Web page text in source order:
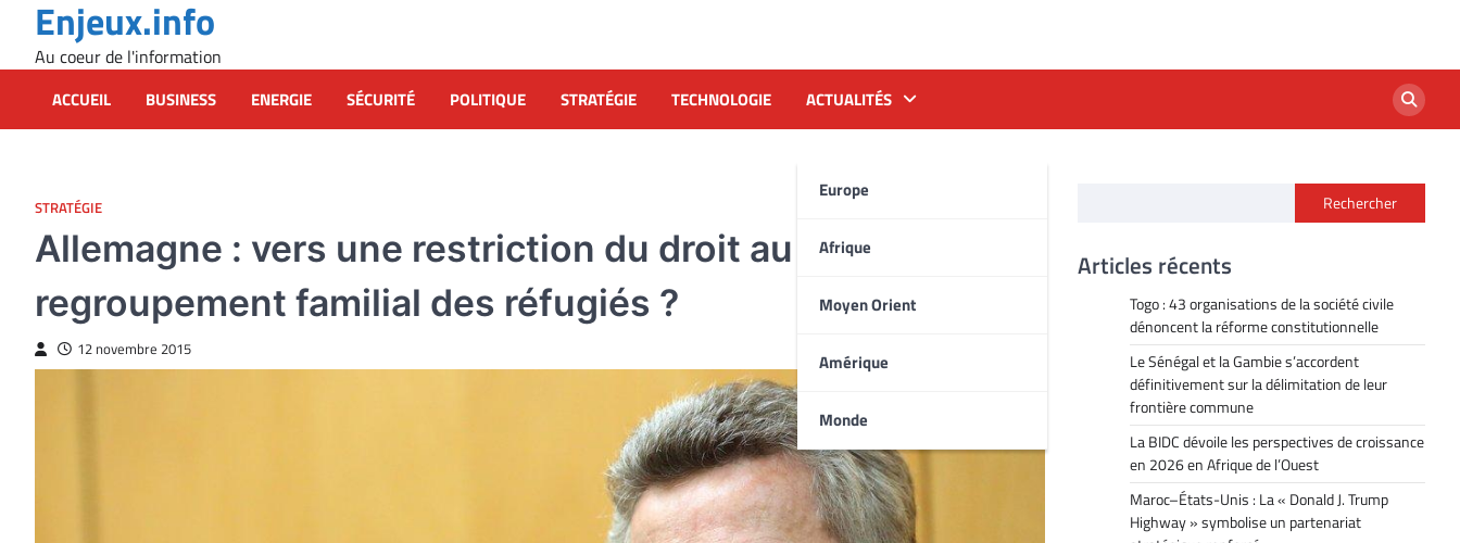
content
Enjeux.info
Au coeur de l'information
ACCUEIL BUSINESS ENERGIE SÉCURITÉ POLITIQUE STRATÉGIE TECHNOLOGIE ACTUALITÉS
Europe
Afrique
Moyen Orient
Amérique
Monde
STRATÉGIE
Allemagne : vers une restriction du droit au
regroupement familial des réfugiés ?
12 novembre 2015
Rechercher
Articles récents
Togo : 43 organisations de la société civile
dénoncent la réforme constitutionnelle
Le Sénégal et la Gambie s’accordent
définitivement sur la délimitation de leur
frontière commune
La BIDC dévoile les perspectives de croissance
en 2026 en Afrique de l’Ouest
Maroc–États-Unis : La « Donald J. Trump
Highway » symbolise un partenariat